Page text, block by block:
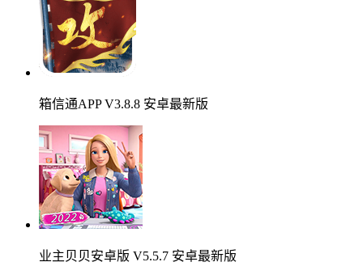
箱信通APP V3.8.8 安卓最新版
业主贝贝安卓版 V5.5.7 安卓最新版